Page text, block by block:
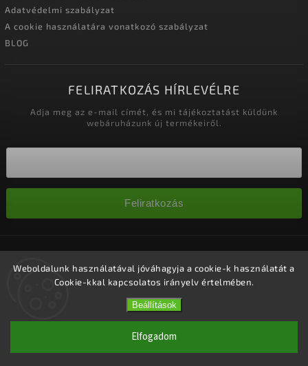
Weboldalunk használatával jóváhagyja a cookie-k használatát a
Cookie-kkal kapcsolatos irányelv értelmében.
Beállítások
Elfogadom
Adatvédelmi szabályzat
A cookie használatára vonatkozó szabályzat
BLOG
FELIRATKOZÁS HÍRLEVÉLRE
Adja meg az e-mail címét, és mi tájékoztatást küldünk
webáruházunk új termékeiről.
Feliratkozás
fenntartva.
Süti beállítások szerkesztése
Shoptet| DesignShoptak.cz.